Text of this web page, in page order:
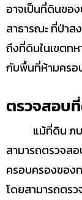
อาจเป็นที่ดินขอ
สาธารณะ ที่ป่าส
ถึงที่ดินในเขตท
กับพื้นที่ห้ามครอ
ตรวจสอบ
แม้ที่ดิน ภบท
สามารถตรวจส
ครอบครองของ
โดยสามารถตร